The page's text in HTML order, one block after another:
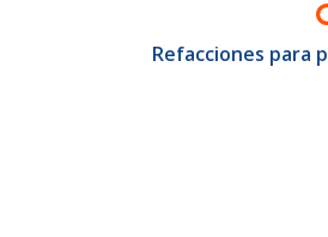
Refacciones para